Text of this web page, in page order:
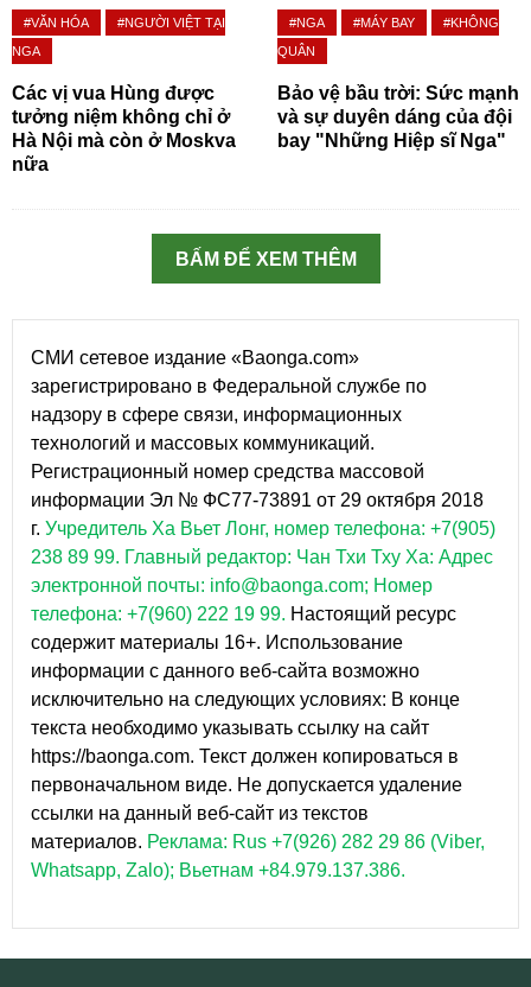
#VĂN HÓA
#NGƯỜI VIỆT TẠI
NGA
Các vị vua Hùng được
tưởng niệm không chỉ ở
Hà Nội mà còn ở Moskva
nữa
#NGA #MÁY BAY
#KHÔNG
QUÂN
Bảo vệ bầu trời: Sức mạnh
và sự duyên dáng của đội
bay "Những Hiệp sĩ Nga"
BẤM ĐỂ XEM THÊM
СМИ сетевое издание «Baonga.com»
зарегистрировано в Федеральной службе по
надзору в сфере связи, информационных
технологий и массовых коммуникаций.
Регистрационный номер средства массовой
информации Эл № ФС77-73891 от 29 октября 2018
г. Учредитель Ха Вьет Лонг, номер телефона: +7(905)
238 89 99. Главный редактор: Чан Тхи Тху Ха: Адрес
электронной почты: info@baonga.com; Номер
телефона: +7(960) 222 19 99. Настоящий ресурс
содержит материалы 16+. Использование
информации с данного веб-сайта возможно
исключительно на следующих условиях: В конце
текста необходимо указывать ссылку на сайт
https://baonga.com. Текст должен копироваться в
первоначальном виде. Не допускается удаление
ссылки на данный веб-сайт из текстов
материалов. Реклама: Rus +7(926) 282 29 86 (Viber,
Whatsapp, Zalo); Вьетнам +84.979.137.386.